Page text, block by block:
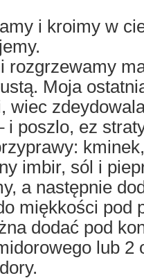
i kroimy w
rozgrzewamy
Moja
wiec
i poszlo, ez
imbir, sól i
a następnie
miękkości pod
dodać pod
lub 2